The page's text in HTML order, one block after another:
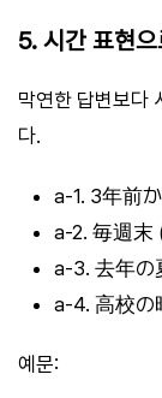
5. 시간 표현
막연한 답변보다
다.
a-1. 3年前
a-2. 毎週末
a-3. 去年の
a-4. 高校の
예문: